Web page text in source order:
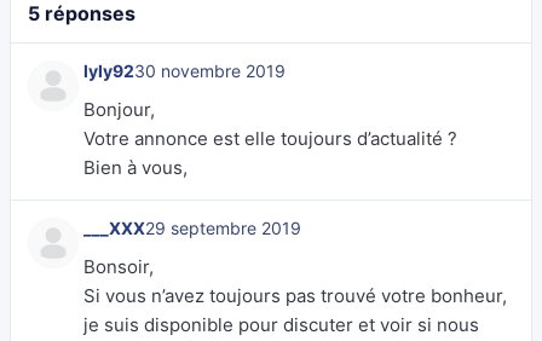
5 réponses
lyly9230 novembre 2019
Bonjour,
Votre annonce est elle toujours d’actualité ?
Bien à vous,
___XXX29 septembre 2019
Bonsoir,
Si vous n’avez toujours pas trouvé votre bonheur,
je suis disponible pour discuter et voir si nous